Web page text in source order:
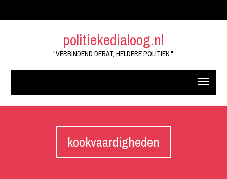
politiekedialoog.nl
"VERBINDEND DEBAT, HELDERE POLITIEK."
kookvaardigheden